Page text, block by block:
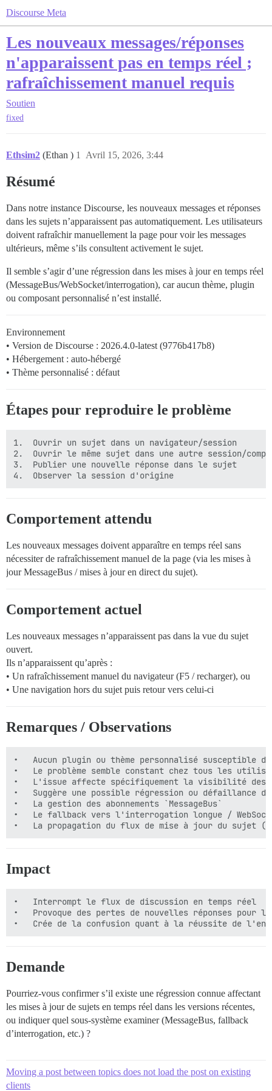
Discourse Meta
Les nouveaux messages/réponses
n'apparaissent pas en temps réel ;
rafraîchissement manuel requis
Soutien
fixed
Ethsim2 (Ethan ) Avril 15, 2026, 3:44
1
Résumé
Dans notre instance Discourse, les nouveaux messages et réponses
dans les sujets n’apparaissent pas automatiquement. Les utilisateurs
doivent rafraîchir manuellement la page pour voir les messages
ultérieurs, même s’ils consultent activement le sujet.
Il semble s’agir d’une régression dans les mises à jour en temps réel
(MessageBus/WebSocket/interrogation), car aucun thème, plugin
ou composant personnalisé n’est installé.
Environnement
• Version de Discourse : 2026.4.0-latest (9776b417b8)
• Hébergement : auto-hébergé
• Thème personnalisé : défaut
Étapes pour reproduire le problème
1.	Ouvrir un sujet dans un navigateur/session
2.	Ouvrir le même sujet dans une autre session/compte utilisateur
3.	Publier une nouvelle réponse dans le sujet
Comportement attendu
Les nouveaux messages doivent apparaître en temps réel sans
nécessiter de rafraîchissement manuel de la page (via les mises à
jour MessageBus / mises à jour en direct du sujet).
Comportement actuel
Les nouveaux messages n’apparaissent pas dans la vue du sujet
ouvert.
Ils n’apparaissent qu’après :
• Un rafraîchissement manuel du navigateur (F5 / recharger), ou
• Une navigation hors du sujet puis retour vers celui-ci
Remarques / Observations
•	Aucun plugin ou thème personnalisé susceptible de causer des interférences
•	Le problème semble constant chez tous les utilisateurs/sessions
•	L'issue affecte spécifiquement la visibilité des messages ultérieurs dans un fil de discussion de sujet
•	Suggère une possible régression ou défaillance dans :
•	La gestion des abonnements `MessageBus`
•	Le fallback vers l'interrogation longue / WebSocket de `/message-bus/`
Impact
•	Interrompt le flux de discussion en temps réel
•	Provoque des pertes de nouvelles réponses pour les utilisateurs sauf s'ils rafraîchissent
Demande
Pourriez-vous confirmer s’il existe une régression connue affectant
les mises à jour de sujets en temps réel dans les versions récentes,
ou indiquer quel sous-système examiner (MessageBus, fallback
d’interrogation, etc.) ?
Moving a post between topics does not load the post on existing
clients